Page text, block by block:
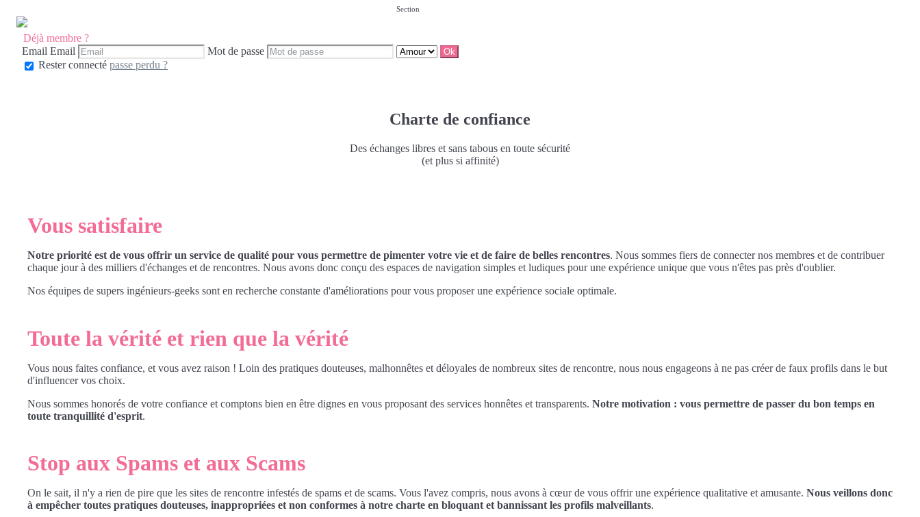
Déjà membre ?
Email Email Mot de passe
Section
Rester connecté passe perdu ?
Charte de confiance
Des échanges libres et sans tabous en toute sécurité
(et plus si affinité)
Vous satisfaire
Notre priorité est de vous offrir un service de qualité pour vous permettre de pimenter votre vie et de faire de belles rencontres. Nous sommes fiers de connecter nos membres et de contribuer
chaque jour à des milliers d'échanges et de rencontres. Nous avons donc conçu des espaces de navigation simples et ludiques pour une expérience unique que vous n'êtes pas près d'oublier.
Nos équipes de supers ingénieurs-geeks sont en recherche constante d'améliorations pour vous proposer une expérience sociale optimale.
Toute la vérité et rien que la vérité
Vous nous faites confiance, et vous avez raison ! Loin des pratiques douteuses, malhonnêtes et déloyales de nombreux sites de rencontre, nous nous engageons à ne pas créer de faux profils dans le but
d'influencer vos choix.
Nous sommes honorés de votre confiance et comptons bien en être dignes en vous proposant des services honnêtes et transparents. Notre motivation : vous permettre de passer du bon temps en
toute tranquillité d'esprit.
Stop aux Spams et aux Scams
On le sait, il n'y a rien de pire que les sites de rencontre infestés de spams et de scams. Vous l'avez compris, nous avons à cœur de vous offrir une expérience qualitative et amusante. Nous veillons donc
à empêcher toutes pratiques douteuses, inappropriées et non conformes à notre charte en bloquant et bannissant les profils malveillants.